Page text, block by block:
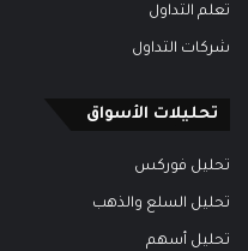
تعلم التداول
شركات التداول
تحليلات الأسواق
تحليل فوركس
تحليل السلع والذهب
تحليل أسهم